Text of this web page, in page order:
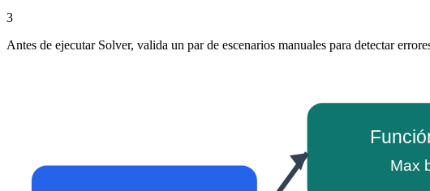
3
Antes de ejecutar Solver, valida un par de escenarios manuales para detectar